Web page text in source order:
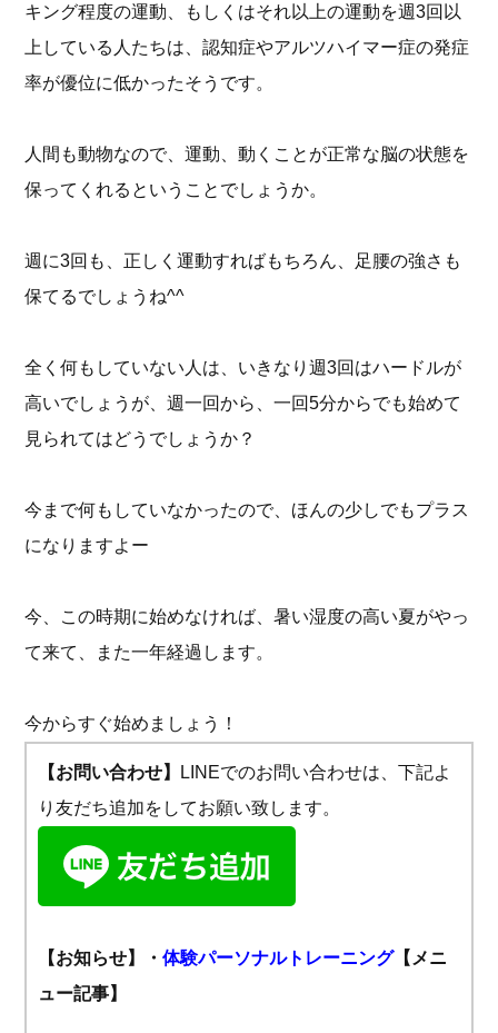
キング程度の運動、もしくはそれ以上の運動を週3回以
上している人たちは、認知症やアルツハイマー症の発症
率が優位に低かったそうです。
人間も動物なので、運動、動くことが正常な脳の状態を
保ってくれるということでしょうか。
週に3回も、正しく運動すればもちろん、足腰の強さも
保てるでしょうね^^
全く何もしていない人は、いきなり週3回はハードルが
高いでしょうが、週一回から、一回5分からでも始めて
見られてはどうでしょうか？
今まで何もしていなかったので、ほんの少しでもプラス
になりますよー
今、この時期に始めなければ、暑い湿度の高い夏がやっ
て来て、また一年経過します。
今からすぐ始めましょう！
【お問い合わせ】
LINEでのお問い合わせは、下記よ
り友だち追加をしてお願い致します。
【お知らせ】 ・体験パーソナルトレーニング【メニ
ュー記事】